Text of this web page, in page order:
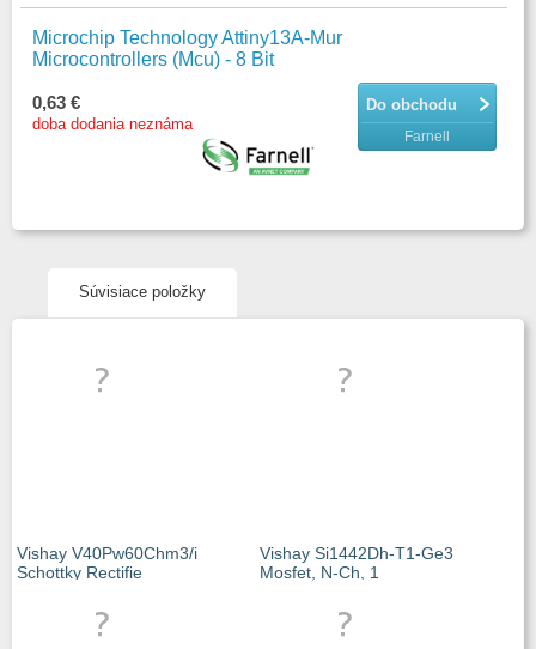
Microchip Technology Attiny13A-Mur
Microcontrollers (Mcu) - 8 Bit
Do obchodu
Farnell
0,63 €
doba dodania neznáma
Súvisiace položky
Vishay V40Pw60Chm3/i
Schottky Rectifie
Vishay Si1442Dh-T1-Ge3
Mosfet, N-Ch, 1